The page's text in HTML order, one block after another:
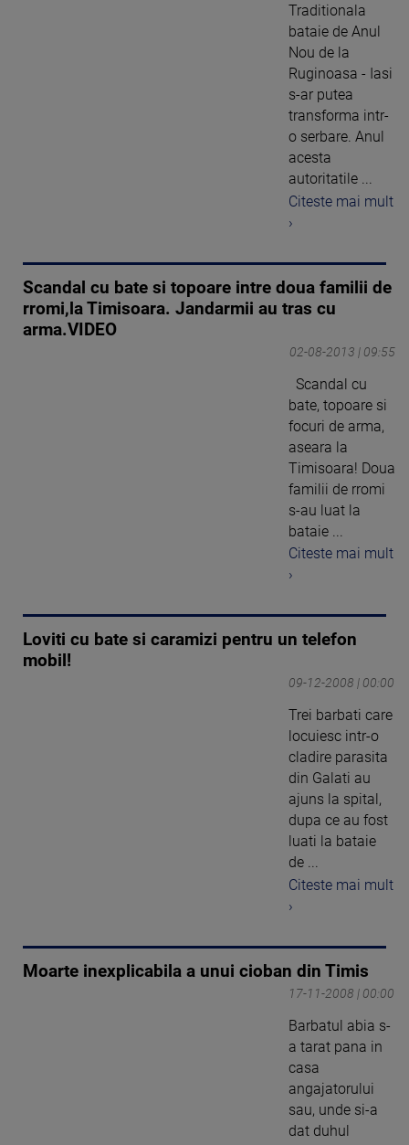
Traditionala
bataie de Anul
Nou de la
Ruginoasa - Iasi
s-ar putea
transforma intr-
o serbare. Anul
acesta
autoritatile ...
Citeste mai mult
›
Scandal cu bate si topoare intre doua familii de
rromi,la Timisoara. Jandarmii au tras cu
arma.VIDEO
02-08-2013 | 09:55
Scandal cu
bate, topoare si
focuri de arma,
aseara la
Timisoara! Doua
familii de rromi
s-au luat la
bataie ...
Citeste mai mult
›
Loviti cu bate si caramizi pentru un telefon
mobil!
09-12-2008 | 00:00
Trei barbati care
locuiesc intr-o
cladire parasita
din Galati au
ajuns la spital,
dupa ce au fost
luati la bataie
de ...
Citeste mai mult
›
Moarte inexplicabila a unui cioban din Timis
17-11-2008 | 00:00
Barbatul abia s-
a tarat pana in
casa
angajatorului
sau, unde si-a
dat duhul